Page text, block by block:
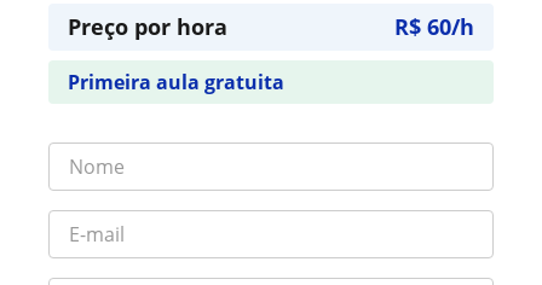
Preço por hora R$ 60/h
Primeira aula gratuita